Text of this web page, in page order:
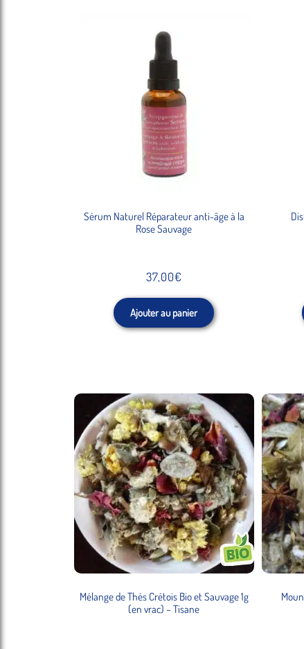
Sérum Naturel Réparateur anti-âge à la
Rose Sauvage
37,00€
Ajouter au panier
Mélange de Thés Crétois Bio et Sauvage 1g
(en vrac) – Tisane